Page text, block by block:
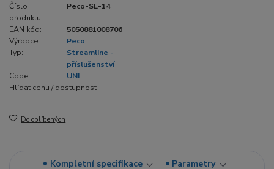
Číslo
produktu:
Peco-SL-14
EAN kód:
5050881008706
Výrobce:
Peco
Typ:
Streamline -
příslušenství
Code:
UNI
Hlídat cenu / dostupnost
Do oblíbených
Kompletní specifikace
Parametry